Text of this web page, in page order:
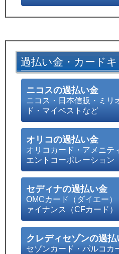
過払い金・カード
ニコスの過払い金
ニコス・日本信販・ミリ
ド・マイベストなど
オリコの過払い金
オリコカード・アメニテ
エントコーポレーション
セディナの過払い金
OMCカード（ダイエー
ァイナンス（CFカード
クレディセゾンの過払
セゾンカード・パルコカ